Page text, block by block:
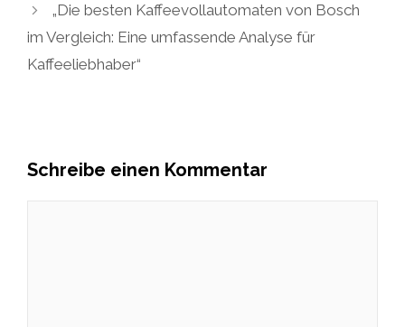
„Die besten Kaffeevollautomaten von Bosch
im Vergleich: Eine umfassende Analyse für
Kaffeeliebhaber“
Schreibe einen Kommentar